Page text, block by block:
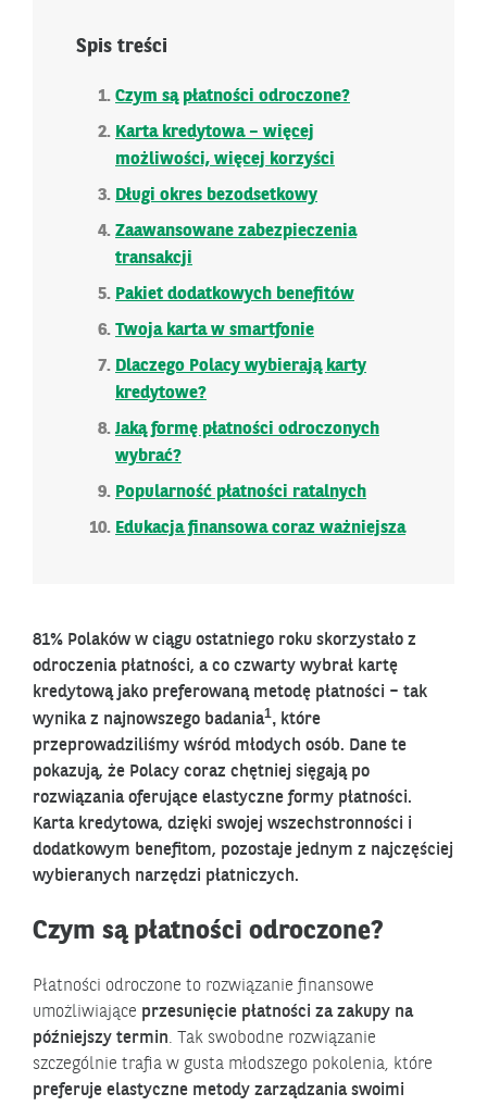
Spis treści
Czym są płatności odroczone?
Karta kredytowa – więcej
możliwości, więcej korzyści
Długi okres bezodsetkowy
Zaawansowane zabezpieczenia
transakcji
Pakiet dodatkowych benefitów
Twoja karta w smartfonie
Dlaczego Polacy wybierają karty
kredytowe?
Jaką formę płatności odroczonych
wybrać?
Popularność płatności ratalnych
Edukacja finansowa coraz ważniejsza
81% Polaków w ciągu ostatniego roku skorzystało z
odroczenia płatności, a co czwarty wybrał kartę
kredytową jako preferowaną metodę płatności – tak
wynika z najnowszego badania1, które
przeprowadziliśmy wśród młodych osób. Dane te
pokazują, że Polacy coraz chętniej sięgają po
rozwiązania oferujące elastyczne formy płatności.
Karta kredytowa, dzięki swojej wszechstronności i
dodatkowym benefitom, pozostaje jednym z najczęściej
wybieranych narzędzi płatniczych.
Czym są płatności odroczone?
Płatności odroczone to rozwiązanie finansowe
umożliwiające przesunięcie płatności za zakupy na
późniejszy termin. Tak swobodne rozwiązanie
szczególnie trafia w gusta młodszego pokolenia, które
preferuje elastyczne metody zarządzania swoimi